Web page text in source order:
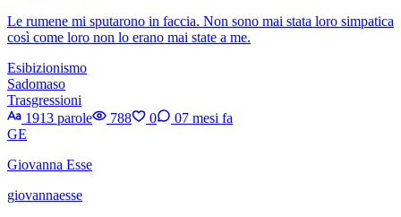
Le rumene mi sputarono in faccia. Non sono mai stata loro simpatica
così come loro non lo erano mai state a me.
Esibizionismo
Sadomaso
Trasgressioni
1913 parole
788 0 07 mesi fa
GE
Giovanna Esse
giovannaesse